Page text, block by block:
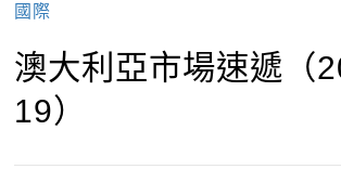
國際
澳大利亞市場速遞（
19）